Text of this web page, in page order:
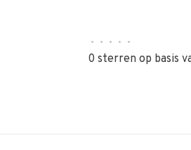
• • • • •
0 sterren op basis